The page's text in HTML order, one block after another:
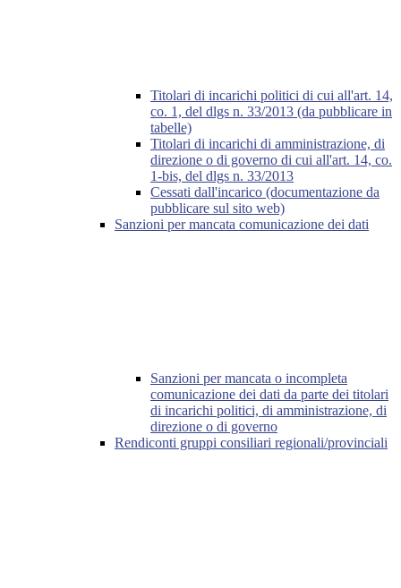
Titolari di incarichi politici di cui all'art. 14,
co. 1, del dlgs n. 33/2013 (da pubblicare in
tabelle)
Titolari di incarichi di amministrazione, di
direzione o di governo di cui all'art. 14, co.
1-bis, del dlgs n. 33/2013
Cessati dall'incarico (documentazione da
pubblicare sul sito web)
Sanzioni per mancata comunicazione dei dati
Sanzioni per mancata o incompleta
comunicazione dei dati da parte dei titolari
di incarichi politici, di amministrazione, di
direzione o di governo
Rendiconti gruppi consiliari regionali/provinciali